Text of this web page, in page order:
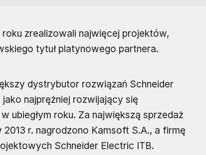
zrealizowali najwięcej projektów,
tytuł platynowego partnera.
dystrybutor rozwiązań Schneider
najprężniej rozwijający się
ubiegłym roku. Za największą sprzedaż
r. nagrodzono Kamsoft S.A., a firmę
Schneider Electric ITB.